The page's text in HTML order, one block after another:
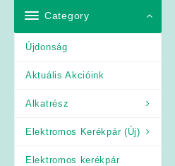
Category
Újdonság
Aktuális Akcióink
Alkatrész
Elektromos Kerékpár (Új)
Elektromos kerékpár